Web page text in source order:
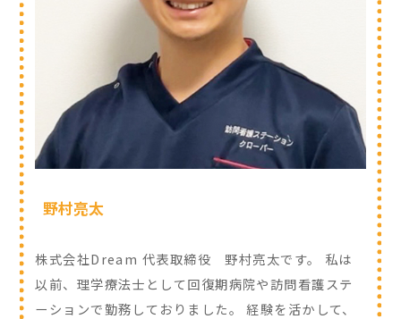
野村亮太
株式会社Dream 代表取締役 野村亮太です。 私は
以前、理学療法士として回復期病院や訪問看護ステ
ーションで勤務しておりました。 経験を活かして、